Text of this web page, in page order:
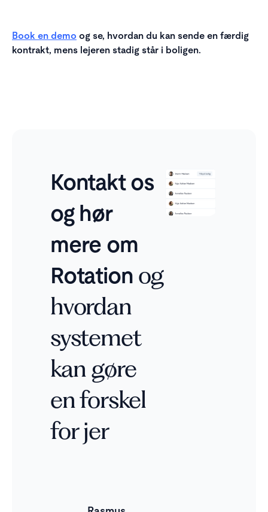
Book en demo og se, hvordan du kan sende en færdig
kontrakt, mens lejeren stadig står i boligen.
Kontakt os
og hør
mere om
Rotation og
hvordan
systemet
kan gøre
en forskel
for jer